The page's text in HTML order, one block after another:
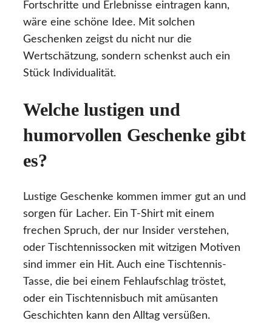
Fortschritte und Erlebnisse eintragen kann,
wäre eine schöne Idee. Mit solchen
Geschenken zeigst du nicht nur die
Wertschätzung, sondern schenkst auch ein
Stück Individualität.
Welche lustigen und
humorvollen Geschenke gibt
es?
Lustige Geschenke kommen immer gut an und
sorgen für Lacher. Ein T-Shirt mit einem
frechen Spruch, der nur Insider verstehen,
oder Tischtennissocken mit witzigen Motiven
sind immer ein Hit. Auch eine Tischtennis-
Tasse, die bei einem Fehlaufschlag tröstet,
oder ein Tischtennisbuch mit amüsanten
Geschichten kann den Alltag versüßen.